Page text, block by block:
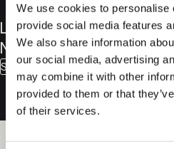
We use cookies to personalise
provide social media features
We also share information
our social media, advertising
may combine it with other
provided to them or that
of their services.
Senior Counsel
Lars
Nylund